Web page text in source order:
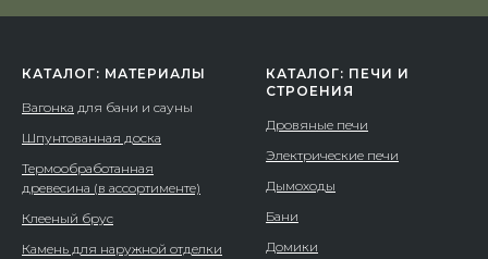
КАТАЛОГ: МАТЕРИАЛЫ
Вагонка для бани и сауны
Шпунтованная доска
Термообработанная
древесина (в ассортименте)
Клееный брус
Камень для наружной отделки
КАТАЛОГ: ПЕЧИ И
СТРОЕНИЯ
Дровяные печи
Электрические печи
Дымоходы
Бани
Домики